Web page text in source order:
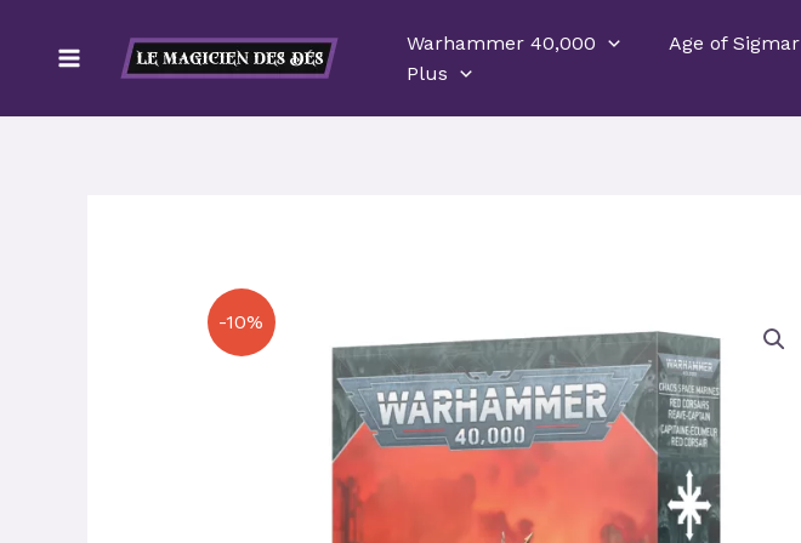
contenu
Warhammer 40,000 Age of Sigmar
Plus
-10%